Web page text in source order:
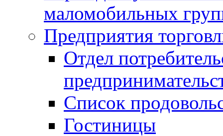
маломобильных
Предприятия
Отдел
Список
Гостиницы